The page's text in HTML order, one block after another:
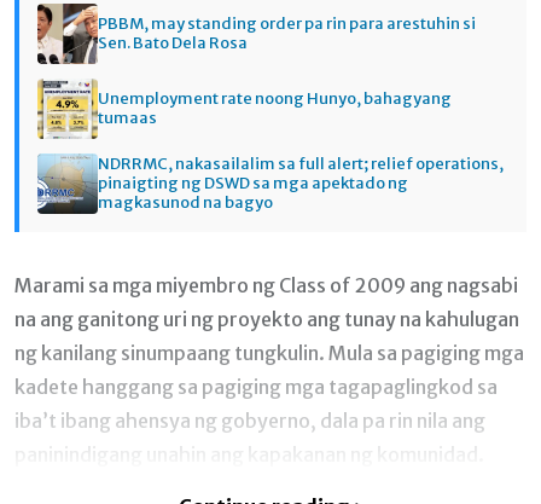
PBBM, may standing order pa rin para arestuhin si
Sen. Bato Dela Rosa
Unemployment rate noong Hunyo, bahagyang
tumaas
NDRRMC, nakasailalim sa full alert; relief operations,
pinaigting ng DSWD sa mga apektado ng
magkasunod na bagyo
Marami sa mga miyembro ng Class of 2009 ang nagsabi
na ang ganitong uri ng proyekto ang tunay na kahulugan
ng kanilang sinumpaang tungkulin. Mula sa pagiging mga
kadete hanggang sa pagiging mga tagapaglingkod sa
iba’t ibang ahensya ng gobyerno, dala pa rin nila ang
paninindigang unahin ang kapakanan ng komunidad.